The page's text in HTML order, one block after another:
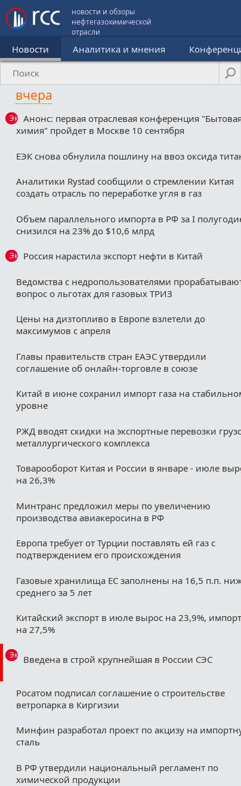
новости и обзоры
нефтегазохимической
отрасли
Новости Аналитика и мнения
вчера
Эксклюзив
Анонс: первая отраслевая конференция "Бытовая
химия" пройдет в Москве 10 сентября
ЕЭК снова обнулила пошлину на ввоз оксида
Аналитики Rystad сообщили о стремлении Китая
создать отрасль по переработке угля в газ
Объем параллельного импорта в РФ за I
снизился на 23% до $10,6 млрд
Эксклюзив
Россия нарастила экспорт нефти в Китай
Ведомства с недропользователями
вопрос о льготах для газовых ТРИЗ
Цены на дизтопливо в Европе взлетели до
максимумов с апреля
Главы правительств стран ЕАЭС утвердили
соглашение об онлайн-торговле в союзе
Китай в июне сохранил импорт газа на
уровне
РЖД вводят скидки на экспортные перевозки
металлургического комплекса
Товарооборот Китая и России в январе - июле
на 26,3%
Минтранс предложил меры по увеличению
производства авиакеросина в РФ
Европа требует от Турции поставлять ей газ с
подтверждением его происхождения
Газовые хранилища ЕС заполнены на 16,5 п.п.
среднего за 5 лет
Китайский экспорт в июле вырос на 23,9%,
на 27,5%
Эксклюзив
Введена в строй крупнейшая в России СЭС
Росатом подписал соглашение о строительстве
ветропарка в Киргизии
Минфин разработал проект по акцизу на
сталь
В РФ утвердили национальный регламент по
химической продукции